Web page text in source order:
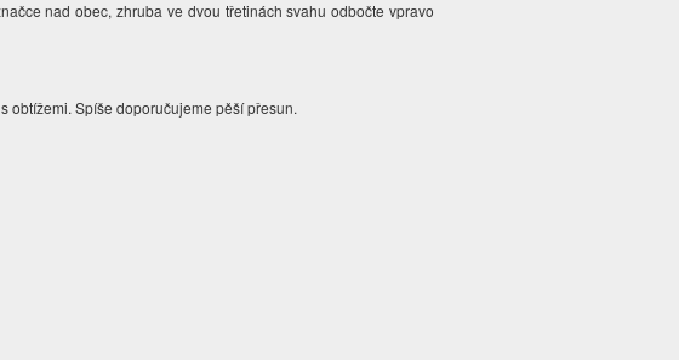
nad obec, zhruba ve dvou třetinách svahu odbočte vpravo
obtížemi. Spíše doporučujeme pěší přesun.